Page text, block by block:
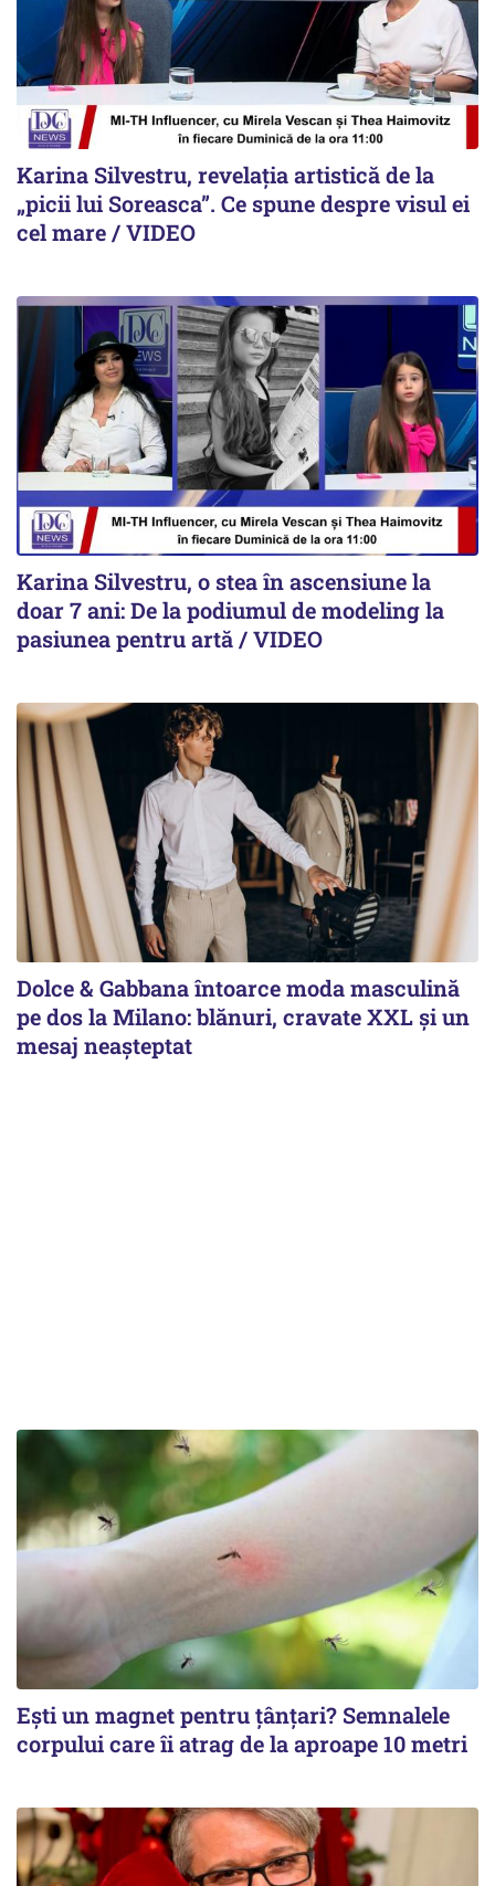
Karina Silvestru, revelația artistică de la
„picii lui Soreasca”. Ce spune despre visul ei
cel mare / VIDEO
Karina Silvestru, o stea în ascensiune la
doar 7 ani: De la podiumul de modeling la
pasiunea pentru artă / VIDEO
Dolce & Gabbana întoarce moda masculină
pe dos la Milano: blănuri, cravate XXL și un
mesaj neașteptat
Ești un magnet pentru țânțari? Semnalele
corpului care îi atrag de la aproape 10 metri